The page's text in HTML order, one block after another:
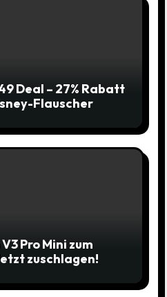
Deal – 27% Rabatt
Flauscher
Pro Mini zum
zuschlagen!